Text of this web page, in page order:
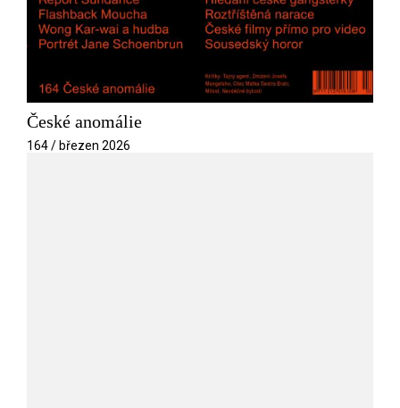
České anomálie
164 / březen 2026